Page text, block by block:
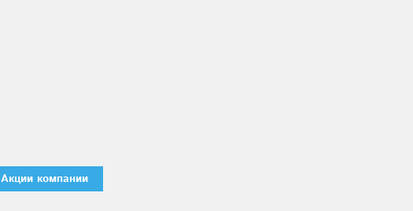
Акции компании